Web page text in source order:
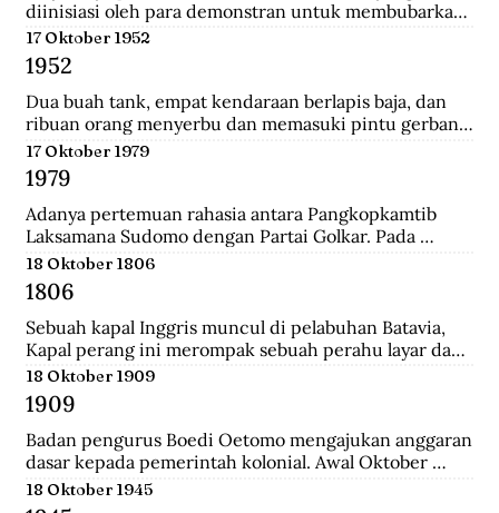
diinisiasi oleh para demonstran untuk membubarkan
Parlemen Indonesia akibat korupsi yang meluas dan
memburuk di Indonesia.
17 Oktober 1952
1952
Dua buah tank, empat kendaraan berlapis baja, dan
ribuan orang menyerbu dan memasuki pintu gerbang
Istana Merdeka, kediaman Presiden Sukarno. Mereka
berkerumun dan menggelar spanduk yang
bertuliskan "Bubarkan Parlemen"!.
17 Oktober 1979
1979
Adanya pertemuan rahasia antara Pangkopkamtib
Laksamana Sudomo dengan Partai Golkar. Pada
pertemuan ini mengecam gagasan ABRI mesti
berpihak pada penguasa jelang Pemilu 1982.
18 Oktober 1806
1806
Sebuah kapal Inggris muncul di pelabuhan Batavia,
Kapal perang ini merompak sebuah perahu layar dan
perahu fregat. Setelah kejatuhan Tanjung Harapan,
Inggris berupaya untuk memblokade Pulau Jawa ,
yang merupakan langkah awal sebelum
merealisasikan rencana besarnya , yakni menguasai
Pulau Jawa.
18 Oktober 1909
1909
Badan pengurus Boedi Oetomo mengajukan anggaran
dasar kepada pemerintah kolonial. Awal Oktober
1909, Boedi Oetomo menyelenggrakan konggres
untuk menentukan arah perjuangan organisasi.
18 Oktober 1945